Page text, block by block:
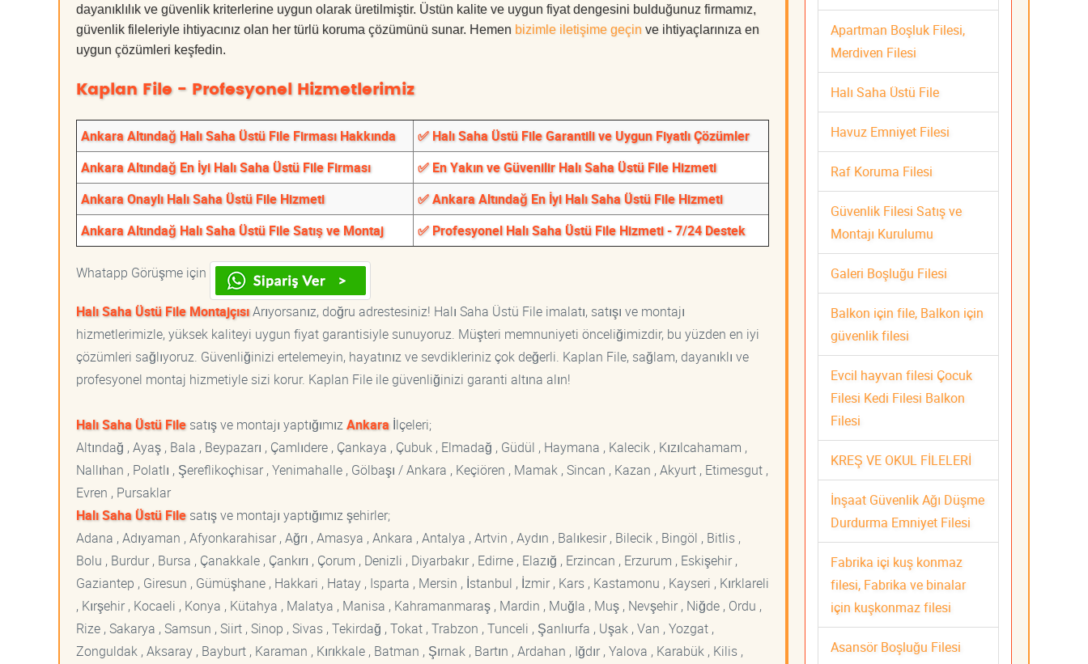
dayanıklılık ve güvenlik kriterlerine uygun olarak üretilmiştir. Üstün kalite ve uygun fiyat dengesini bulduğunuz firmamız,
güvenlik fileleriyle ihtiyacınız olan her türlü koruma çözümünü sunar. Hemen bizimle iletişime geçin ve ihtiyaçlarınıza en
uygun çözümleri keşfedin.
Kaplan File - Profesyonel Hizmetlerimiz
Ankara Altındağ Halı Saha Üstü File Firması Hakkında
✅ Halı Saha Üstü File Garantili ve Uygun Fiyatlı Çözümler
Ankara Altındağ En İyi Halı Saha Üstü File Firması
✅ En Yakın ve Güvenilir Halı Saha Üstü File Hizmeti
Ankara Onaylı Halı Saha Üstü File Hizmeti
✅ Ankara Altındağ En İyi Halı Saha Üstü File Hizmeti
Ankara Altındağ Halı Saha Üstü File Satış ve Montaj
✅ Profesyonel Halı Saha Üstü File Hizmeti - 7/24 Destek
Whatapp Görüşme için
Halı Saha Üstü File MontajçısıArıyorsanız, doğru adrestesiniz! Halı Saha Üstü File imalatı, satışı ve montajı
hizmetlerimizle, yüksek kaliteyi uygun fiyat garantisiyle sunuyoruz. Müşteri memnuniyeti önceliğimizdir, bu yüzden en iyi
çözümleri sağlıyoruz. Güvenliğinizi ertelemeyin, hayatınız ve sevdikleriniz çok değerli. Kaplan File, sağlam, dayanıklı ve
profesyonel montaj hizmetiyle sizi korur. Kaplan File ile güvenliğinizi garanti altına alın!
Halı Saha Üstü Filesatış ve montajı yaptığımızAnkara İlçeleri;
Altındağ , Ayaş , Bala , Beypazarı , Çamlıdere , Çankaya , Çubuk , Elmadağ , Güdül , Haymana , Kalecik , Kızılcahamam ,
Nallıhan , Polatlı , Şereflikoçhisar , Yenimahalle , Gölbaşı / Ankara , Keçiören , Mamak , Sincan , Kazan , Akyurt , Etimesgut ,
Evren , Pursaklar
Halı Saha Üstü Filesatış ve montajı yaptığımız şehirler;
Adana , Adıyaman , Afyonkarahisar , Ağrı , Amasya , Ankara , Antalya , Artvin , Aydın , Balıkesir , Bilecik , Bingöl , Bitlis ,
Bolu , Burdur , Bursa , Çanakkale , Çankırı , Çorum , Denizli , Diyarbakır , Edirne , Elazığ , Erzincan , Erzurum , Eskişehir ,
Gaziantep , Giresun , Gümüşhane , Hakkari , Hatay , Isparta , Mersin , İstanbul , İzmir , Kars , Kastamonu , Kayseri , Kırklareli
, Kırşehir , Kocaeli , Konya , Kütahya , Malatya , Manisa , Kahramanmaraş , Mardin , Muğla , Muş , Nevşehir , Niğde , Ordu ,
Rize , Sakarya , Samsun , Siirt , Sinop , Sivas , Tekirdağ , Tokat , Trabzon , Tunceli , Şanlıurfa , Uşak , Van , Yozgat ,
Zonguldak , Aksaray , Bayburt , Karaman , Kırıkkale , Batman , Şırnak , Bartın , Ardahan , Iğdır , Yalova , Karabük , Kilis ,
Apartman Boşluk Filesi,
Merdiven Filesi
Halı Saha Üstü File
Havuz Emniyet Filesi
Raf Koruma Filesi
Güvenlik Filesi Satış ve
Montajı Kurulumu
Galeri Boşluğu Filesi
Balkon için file, Balkon için
güvenlik filesi
Evcil hayvan filesi Çocuk
Filesi Kedi Filesi Balkon
Filesi
KREŞ VE OKUL FİLELERİ
İnşaat Güvenlik Ağı Düşme
Durdurma Emniyet Filesi
Fabrika içi kuş konmaz
filesi, Fabrika ve binalar
için kuşkonmaz filesi
Asansör Boşluğu Filesi